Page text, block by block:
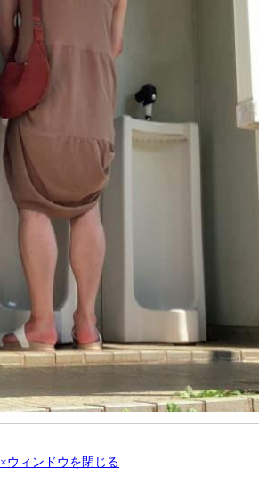
×ウィンドウを閉じる